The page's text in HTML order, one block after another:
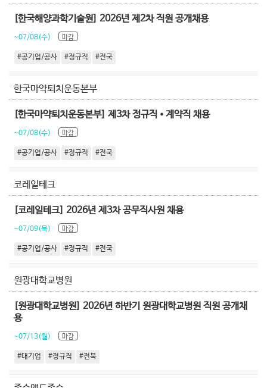
[한국해양과학기술원] 2026년 제2차 직원 공개채용
~07/08(수) 마감
#공기업/공사 #정규직 #전국
한국마약퇴치운동본부
[한국마약퇴치운동본부] 제3차 정규직•계약직 채용
~07/08(수) 마감
#공기업/공사 #정규직 #전국
코레일테크
[코레일테크] 2026년 제3차 공무직사원 채용
~07/09(목) 마감
#공기업/공사 #정규직 #전국
원광대학교병원
[원광대학교병원] 2026년 하반기 원광대학교병원 직원 공개채
용
~07/13(월) 마감
#대기업 #정규직 #전북